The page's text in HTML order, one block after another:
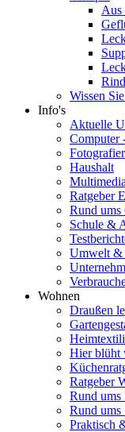
Aus
Wissen
Info's
Aktuelle
Computer
Haushalt
Multimedia
Ratgeber
Rund ums
Schule &
Umwelt &
Wohnen
Draußen
Hier blüht
Ratgeber
Rund ums
Rund ums
Praktisch